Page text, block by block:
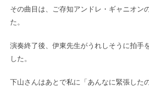
その曲目は、ご存知アンドレ・ギャニオン
た。
演奏終了後、伊東先生がうれしそうに拍手
した。
下山さんはあとで私に「あんなに緊張した